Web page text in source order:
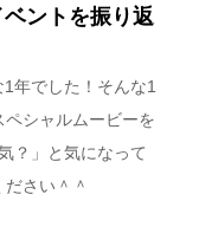
ベントを振り返
年でした！そんな1
シャルムービーを
？」と気になって
さい＾＾